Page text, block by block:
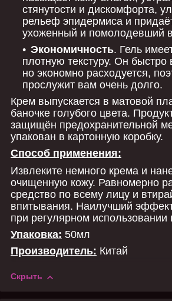
стянутости и дискомфорта,
рельеф эпидермиса и
ухоженный и помолодевший
Экономичность. Гель
плотную текстуру. Он быстро
но экономно расходуется,
прослужит вам очень долго.
Крем выпускается в матовой
баночке голубого цвета.
защищён предохранительной
упакован в картонную коробку.
Способ применения:
Извлеките немного крема и
очищенную кожу. Равномерно
средство по всему лицу и
впитывания. Наилучший эффект
при регулярном использовании
Упаковка: 50мл
Производитель: Китай
Скрыть